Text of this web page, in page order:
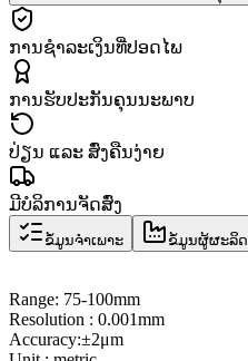
ການຊຳລະເງິນທີ່ປອດໄພ
ການຮັບປະກັນຄຸນນະພາບ
ປ່ຽນ ແລະ ສົ່ງຄືນງ່າຍ
ມີບໍລິການຈັດສົ່ງ
ຂໍ້ມູນຈຳເພາະ ຂໍ້ມູນຜູ້ຜະລິດ
Range: 75-100mm
Resolution : 0.001mm
Accuracy:±2μm